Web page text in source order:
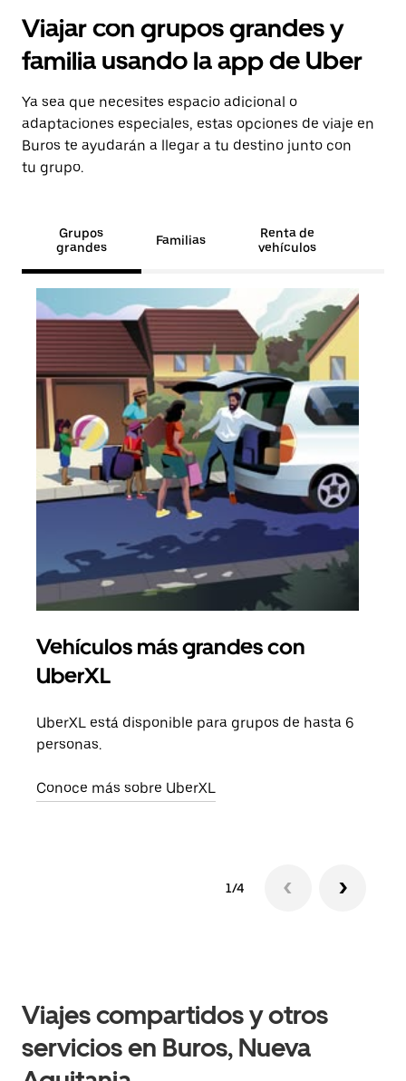
Viajar con grupos grandes y
familia usando la app de Uber
Ya sea que necesites espacio adicional o
adaptaciones especiales, estas opciones de viaje en
Buros te ayudarán a llegar a tu destino junto con
tu grupo.
Grupos
grandes
Familias
Renta de
vehículos
Vehículos más grandes con
UberXL
UberXL está disponible para grupos de hasta 6
personas.
Conoce más sobre UberXL
1/4
Viajes compartidos y otros
servicios en Buros, Nueva